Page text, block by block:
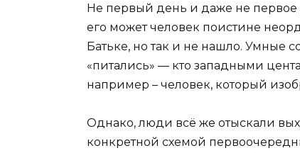
Не первый день и даже не первое
его может человек поистине
Батьке, но так и не нашло. Умные
«питались» — кто западными
например – человек, который
Однако, люди всё же отыскали
конкретной схемой